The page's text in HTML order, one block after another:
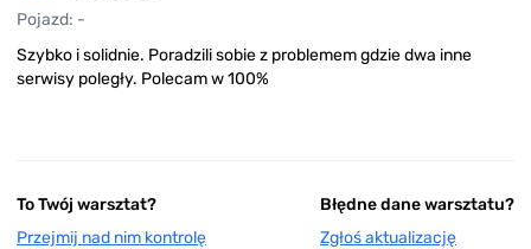
Pojazd: -
Szybko i solidnie. Poradzili sobie z problemem gdzie dwa inne
serwisy poległy. Polecam w 100%
To Twój warsztat?
Przejmij nad nim kontrolę
Błędne dane warsztatu?
Zgłoś aktualizację